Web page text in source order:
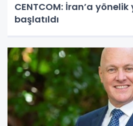
CENTCOM: İran’a yönelik
başlatıldı